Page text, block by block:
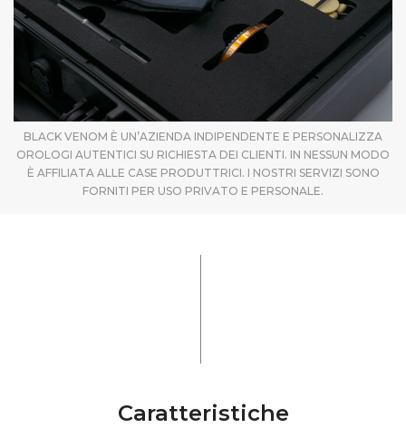
BLACK VENOM È UN’AZIENDA INDIPENDENTE E PERSONALIZZA
OROLOGI AUTENTICI SU RICHIESTA DEI CLIENTI. IN NESSUN MODO
È AFFILIATA ALLE CASE PRODUTTRICI. I NOSTRI SERVIZI SONO
FORNITI PER USO PRIVATO E PERSONALE.
Caratteristiche